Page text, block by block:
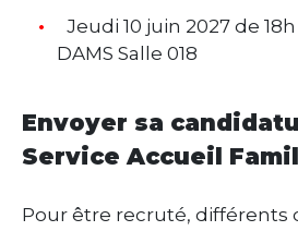
Jeudi 10 juin 2027 de
DAMS Salle 018
Envoyer sa
Service Accueil
Pour être recruté, différents